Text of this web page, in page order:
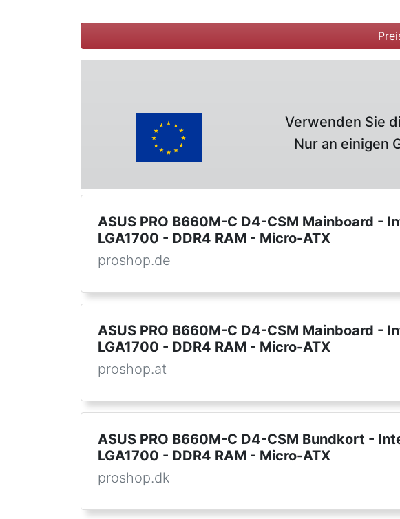
Verwenden Sie
Nur an einigen
ASUS PRO B660M-C D4-CSM Mainboard -
LGA1700 - DDR4 RAM - Micro-ATX
proshop.de
ASUS PRO B660M-C D4-CSM Mainboard -
LGA1700 - DDR4 RAM - Micro-ATX
proshop.at
ASUS PRO B660M-C D4-CSM Bundkort -
LGA1700 - DDR4 RAM - Micro-ATX
proshop.dk